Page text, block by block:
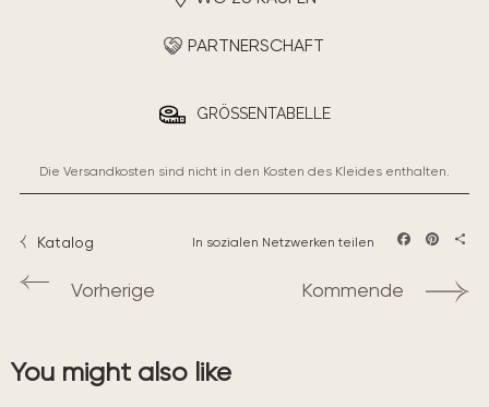
PARTNERSCHAFT
GRÖSSENTABELLE
Die Versandkosten sind nicht in den Kosten des Kleides enthalten.
Katalog In sozialen Netzwerken teilen
Vorherige Kommende
You might also like